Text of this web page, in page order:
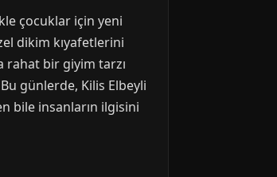
çocuklar için yeni
dikim kıyafetlerini
rahat bir giyim tarzı
günlerde, Kilis Elbeyli
bile insanların ilgisini